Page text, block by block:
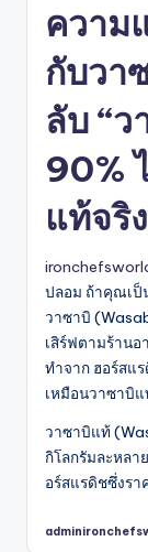
ความ
กับวา
ลับ “
90%
แท้จริ
ปลอม ถ้าคุณเ
วาซาบิ
เสิร์ฟตามร้านอ
ทำจาก ฮอร์สแ
เหมือนวาซาบิ
วาซาบิแท้
กิโลกรัมละหลา
อร์สแรดิชซึ่งรา
Posted